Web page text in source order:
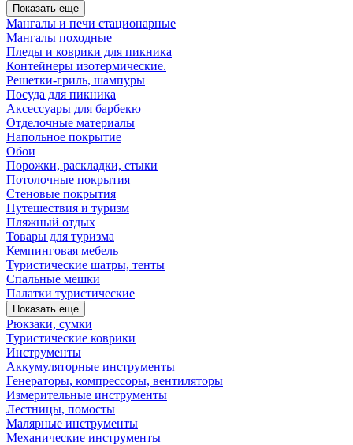
Показать еще
Мангалы и печи стационарные
Мангалы походные
Пледы и коврики для пикника
Контейнеры изотермические.
Решетки-гриль, шампуры
Посуда для пикника
Аксессуары для барбекю
Отделочные материалы
Напольное покрытие
Обои
Порожки, раскладки, стыки
Потолочные покрытия
Стеновые покрытия
Путешествия и туризм
Пляжный отдых
Товары для туризма
Кемпинговая мебель
Туристические шатры, тенты
Спальные мешки
Палатки туристические
Показать еще
Рюкзаки, сумки
Туристические коврики
Инструменты
Аккумуляторные инструменты
Генераторы, компрессоры, вентиляторы
Измерительные инструменты
Лестницы, помосты
Малярные инструменты
Механические инструменты